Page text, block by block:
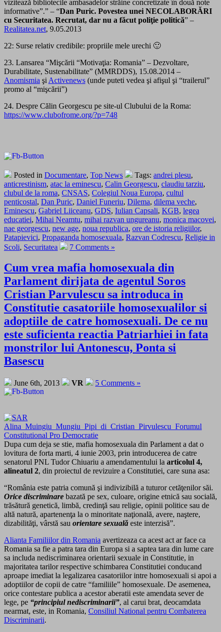
vizitează bibliotecile ambasadelor străine concretizate în două note
informative”.” – “Dan Puric. Povestea unei NECOLABORĂRI
cu Securitatea. Recrutat, dar nu a făcut poliţie politică” –
Realitatea.net, 9.05.2013
22: Surse relativ credibile: propriile mele urechi 🙂
23. Lansarea “Mişcării “Motivaţia: Romania” – Dezvoltare,
Durabilitate, Sustenabilitate” (MMRDDS), 15.08.2014 –
Anomismia şi Activenews (unde puteti vedea şi afişul şi “trailerul”
promo al “mişcării”)
24. Despre Călin Georgescu pe site-ul Clubului de la Roma:
https://www.clubofrome.org/?p=748
Posted in Documentare, Top News Tags: andrei plesu,
anticrestinism, atac la eminescu, Calin Georgescu, claudiu tarziu,
clubul de la roma, CNSAS, Colegiul Noua Europa, cultul
penticostal, Dan Puric, Daniel Funeriu, Dilema, dilema veche,
Eminescu, Gabriel Liiceanu, GDS, Iulian Capsali, KGB, legea
educatiei, Mihai Neamtu, mihai razvan ungureanu, monica macovei,
nae georgescu, new age, noua republica, ore de istoria religiilor,
Patapievici, Propaganda homosexuala, Razvan Codrescu, Religie in
Scoli, Securitatea 7 Comments »
Cum vrea mafia homosexuala din
Parlament dirijata de agentul Soros
Cristian Parvulescu sa introduca in
Constitutie casatoriile homosexualilor si
adoptiile de catre homosexuali. De ce nu
este suficienta reactia Patriarhiei in fata
monstrilor lui Antonescu, Ponta si
Basescu
June 6th, 2013 VR 5 Comments »
Dupa cum deja se stie, mafia homosexuala din Parlament a dat o
lovitura de forta marti, 4 iunie 2003, prin introducerea de catre
senatorul PNL Tudor Chiuariu a amendamentului la articolul 4,
alineatul 2, din proiectul de revizuire a Constitutiei, care suna asa:
“România este patria comună şi indivizibilă a tuturor cetăţenilor săi.
Orice discriminare bazată pe sex, culoare, origine etnică sau socială,
trăsătură genetică, limbă, credinţă sau religie, opinii politice sau de
altă natură, apartenenţa la o minoritate naţională, avere, naştere,
dizabilităţi, vârstă sau orientare sexuală este interzisă”.
Alianta Familiilor din Romania avertizeaza ca acest act ar face ca
Romania sa fie a patra tara din Europa si a saptea tara din lume care
sa includa nediscriminarea orientarii sexuale in Constitutie, in
majoritatea tarilor respective schimbarea Constitutiei conducand
aproape imediat la legalizarea casatoriilor intre homosexuali si apoi a
adoptiilor de copii de catre “familiile” homosexuale. De asemenea,
orice contestare publica a acestor aberatii este amendata sever de
lege, pe “principiul nediscriminarii”, al carui brat, deocamdata
nearmat, este, in Romania, Consiliul National pentru Combaterea
Discriminarii.